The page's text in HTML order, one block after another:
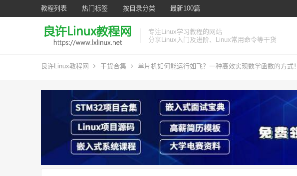
教程列表 热门标签 按目录分类 最新100篇
专注Linux学习教程的网站
分享Linux入门及进阶、Linux常用命令等干货
良许Linux教程网 干货合集 单片机如何能运行如飞？一种高效实现数学函数的方式！